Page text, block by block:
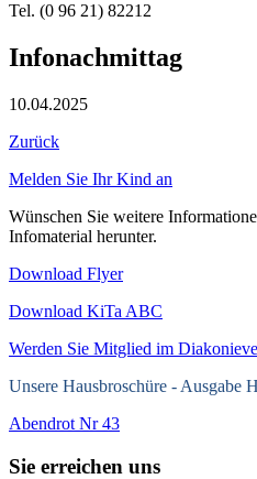
Tel. (0 96 21) 82212
Infonachmittag
10.04.2025
Zurück
Melden Sie Ihr Kind an
Wünschen Sie weitere
Infomaterial herunter.
Download Flyer
Download KiTa ABC
Werden Sie Mitglied im
Unsere Hausbroschüre - Ausgabe
Abendrot Nr 43
Sie erreichen uns